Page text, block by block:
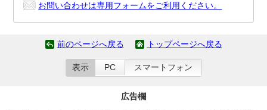
お問い合わせは専用フォームをご利用ください。
前のページへ戻る トップページへ戻る
表示 PC スマートフォン
広告欄